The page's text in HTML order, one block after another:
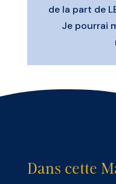
de la part de
Je pourrai
Dans cette